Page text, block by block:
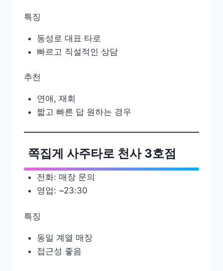
특징
동성로 대표 타로
빠르고 직설적인 상담
추천
연애, 재회
짧고 빠른 답 원하는 경우
쪽집게 사주타로 천사 3호점
전화: 매장 문의
영업: ~23:30
특징
동일 계열 매장
접근성 좋음